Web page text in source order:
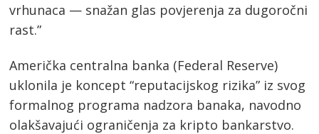
vrhunaca — snažan glas povjerenja za dugoročni
rast.”
Američka centralna banka (Federal Reserve)
uklonila je koncept “reputacijskog rizika” iz svog
formalnog programa nadzora banaka, navodno
olakšavajući ograničenja za kripto bankarstvo.